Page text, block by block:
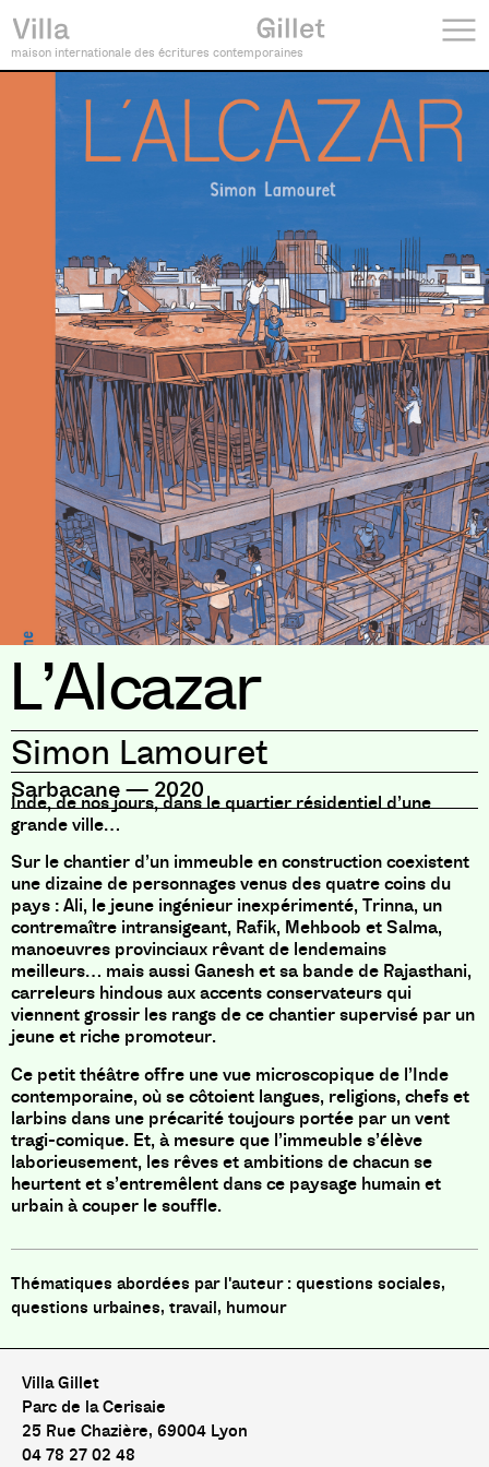
maison internationale des écritures contemporaines
L’Alcazar
Simon Lamouret
Sarbacane— 2020
Inde, de nos jours, dans le quartier résidentiel d’une
grande ville…
Sur le chantier d’un immeuble en construction coexistent
une dizaine de personnages venus des quatre coins du
pays : Ali, le jeune ingénieur inexpérimenté, Trinna, un
contremaître intransigeant, Rafik, Mehboob et Salma,
manoeuvres provinciaux rêvant de lendemains
meilleurs… mais aussi Ganesh et sa bande de Rajasthani,
carreleurs hindous aux accents conservateurs qui
viennent grossir les rangs de ce chantier supervisé par un
jeune et riche promoteur.
Ce petit théâtre offre une vue microscopique de l’Inde
contemporaine, où se côtoient langues, religions, chefs et
larbins dans une précarité toujours portée par un vent
tragi-comique. Et, à mesure que l’immeuble s’élève
laborieusement, les rêves et ambitions de chacun se
heurtent et s’entremêlent dans ce paysage humain et
urbain à couper le souffle.
questions sociales,
questions urbaines, travail, humour
Villa Gillet
Parc de la Cerisaie
25 Rue Chazière, 69004 Lyon
04 78 27 02 48